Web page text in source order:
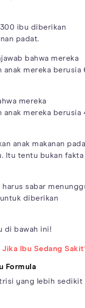
ibu diberikan
padat.
bahwa mereka
anak mereka berusia
mereka
anak mereka berusia
anak makanan
Itu tentu bukan fakta
sabar
diberikan
di bawah ini!
Jika Ibu Sedang
Formula
yang lebih sedikit